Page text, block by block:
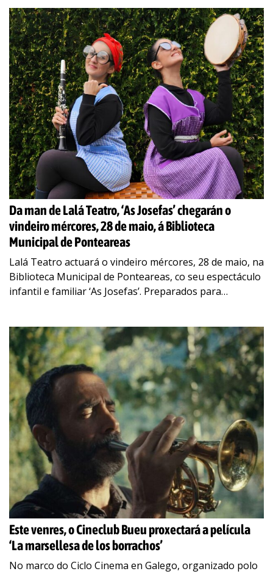
Da man de Lalá Teatro, ‘As Josefas’ chegarán o
vindeiro mércores, 28 de maio, á Biblioteca
Municipal de Ponteareas
Lalá Teatro actuará o vindeiro mércores, 28 de maio, na
Biblioteca Municipal de Ponteareas, co seu espectáculo
infantil e familiar ‘As Josefas’. Preparados para
Este venres, o Cineclub Bueu proxectará a película
‘La marsellesa de los borrachos’
No marco do Ciclo Cinema en Galego, organizado polo